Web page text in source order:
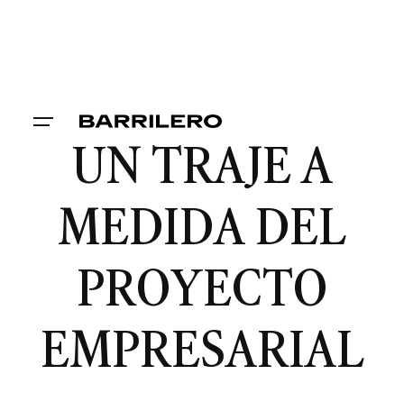
UN TRAJE A
MEDIDA DEL
PROYECTO
EMPRESARIAL